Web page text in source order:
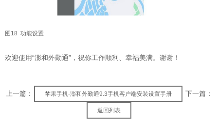
图18 功能设置
欢迎使用“澎和外勤通”，祝你工作顺利、幸福美满。谢谢！
上一篇： 苹果手机-澎和外勤通9.3手机客户端安装设置手册 下一篇：
返回列表